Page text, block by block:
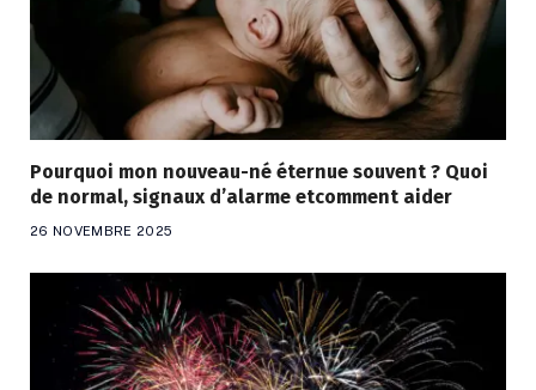
Pourquoi mon nouveau-né éternue souvent ? Quoi
de normal, signaux d’alarme etcomment aider
26 NOVEMBRE 2025